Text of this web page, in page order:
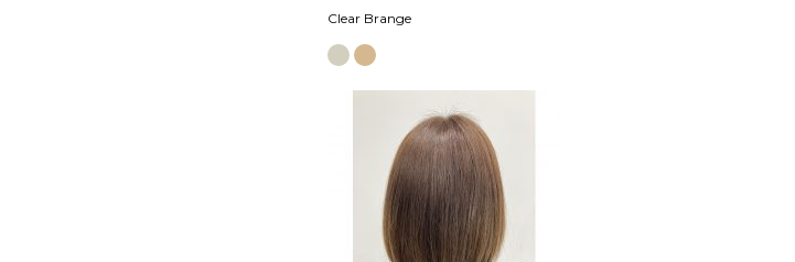
Clear Brange